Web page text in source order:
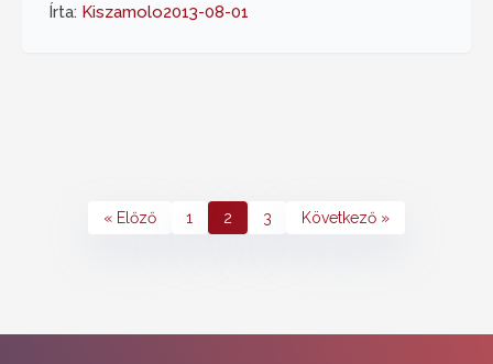
Írta: Kiszamolo2013-08-01
« Előző 1 2 3 Következő »